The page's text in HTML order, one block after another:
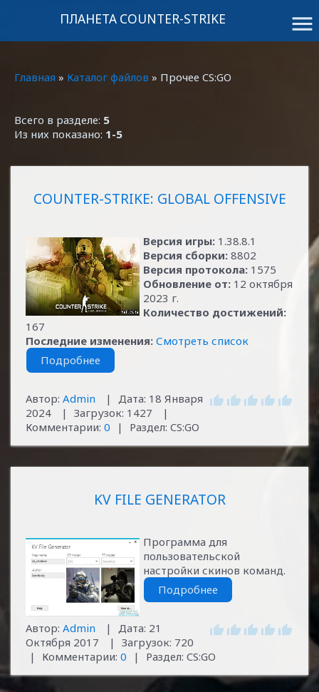
menu
ПЛАНЕТА COUNTER-STRIKE
Главная » Каталог файлов » Прочее CS:GO
Всего в разделе: 5
Из них показано: 1-5
COUNTER-STRIKE: GLOBAL OFFENSIVE
Версия игры: 1.38.8.1
Версия сборки: 8802
Версия протокола: 1575
Обновление от: 12 октября
2023 г.
Количество достижений:
167
Последние изменения: Смотреть список
Подробнее
Автор: Admin | Дата: 18 Января
2024
| Загрузок: 1427
|
Комментарии: 0 | Раздел: CS:GO
KV FILE GENERATOR
Программа для
пользовательской
настройки скинов команд.
Подробнее
Автор: Admin | Дата: 21
Октября 2017
| Загрузок: 720
|
Комментарии: 0 | Раздел: CS:GO